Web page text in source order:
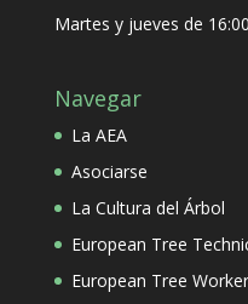
Martes y jueves de
Navegar
La AEA
Asociarse
La Cultura del Árbol
European Tree
European Tree Worker